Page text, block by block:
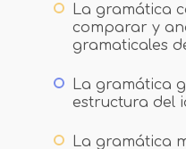
La gramática
comparar y
gramaticales
La gramática
estructura del
La gramática